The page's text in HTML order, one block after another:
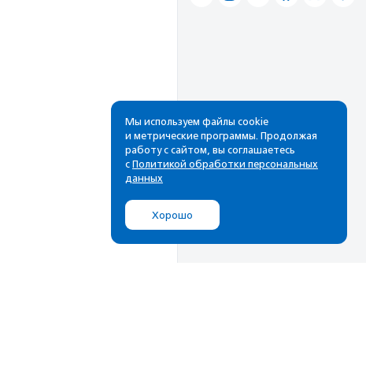
Мы используем файлы cookie
и метрические программы. Продолжая
работу с сайтом, вы соглашаетесь
с Политикой обработки персональных
данных
Хорошо